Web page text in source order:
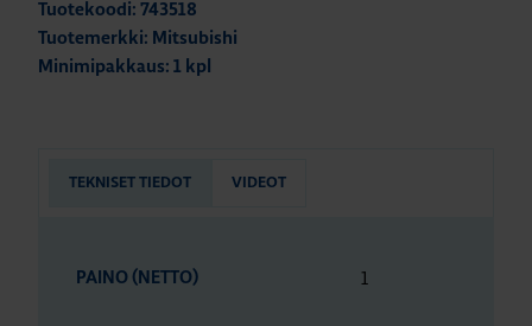
Tuotekoodi: 743518
Tuotemerkki: Mitsubishi
Minimipakkaus: 1 kpl
TEKNISET TIEDOT VIDEOT
PAINO (NETTO) 1